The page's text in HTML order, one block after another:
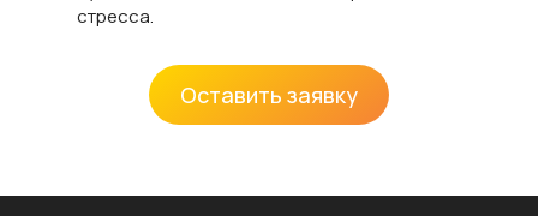
стресса.
Оставить заявку